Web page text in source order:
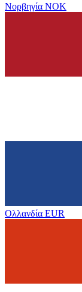
Νορβηγία NOK
Ολλανδία EUR